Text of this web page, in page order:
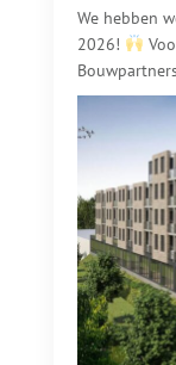
We hebben
2026!